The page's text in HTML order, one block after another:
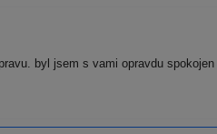
byl jsem s vami opravdu